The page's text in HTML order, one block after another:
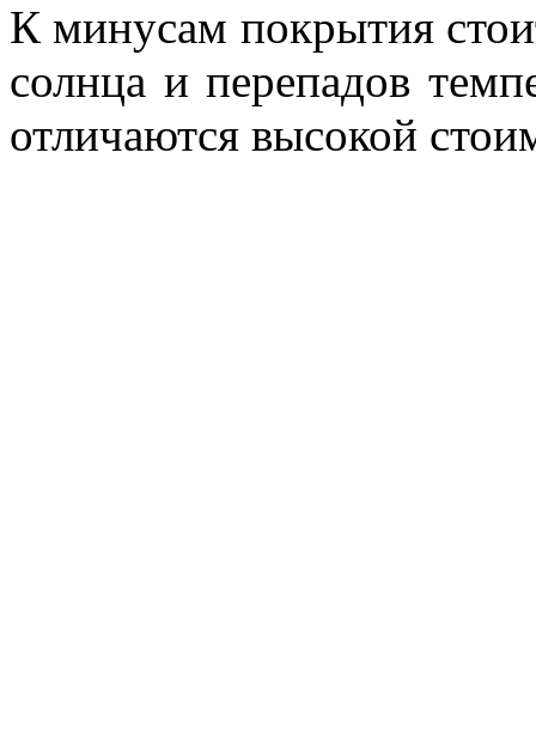
К минусам покрытия
солнца и перепадов
отличаются высокой